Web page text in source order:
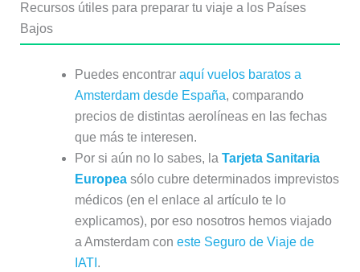
Recursos útiles para preparar tu viaje a los Países
Bajos
Puedes encontrar aquí vuelos baratos a
Amsterdam desde España, comparando
precios de distintas aerolíneas en las fechas
que más te interesen.
Por si aún no lo sabes, la Tarjeta Sanitaria
Europeasólo cubre determinados imprevistos
médicos (en el enlace al artículo te lo
explicamos), por eso nosotros hemos viajado
a Amsterdam con este Seguro de Viaje de
IATI .